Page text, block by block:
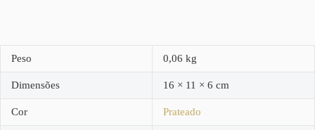
Peso 0,06 kg
Dimensões 16 × 11 × 6 cm
Cor Prateado